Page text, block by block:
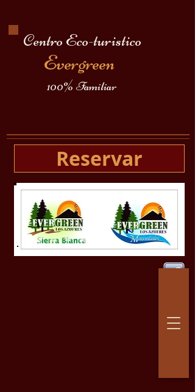
Centro Eco-turistico
Evergreen
100% Familiar
Reservar